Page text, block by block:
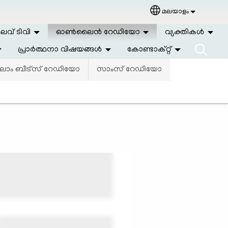
Select your
മലയാളം
ടിവി ഓണ്‍ലൈന്‍ റേഡിയോ
ബീട്സ് റേഡിയോ സാംസ് റേഡിയോ
വ്യക്തികള്‍
പ്രാര്‍ത്ഥനാ വിഷയങ്ങള്‍ കോണ്ടാക്റ്റ്